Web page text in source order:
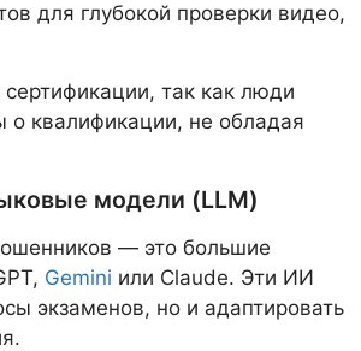
для глубокой проверки видео,
так как люди
квалификации, не обладая
модели (LLM)
— это большие
Gemini или Claude. Эти ИИ
экзаменов, но и адаптировать